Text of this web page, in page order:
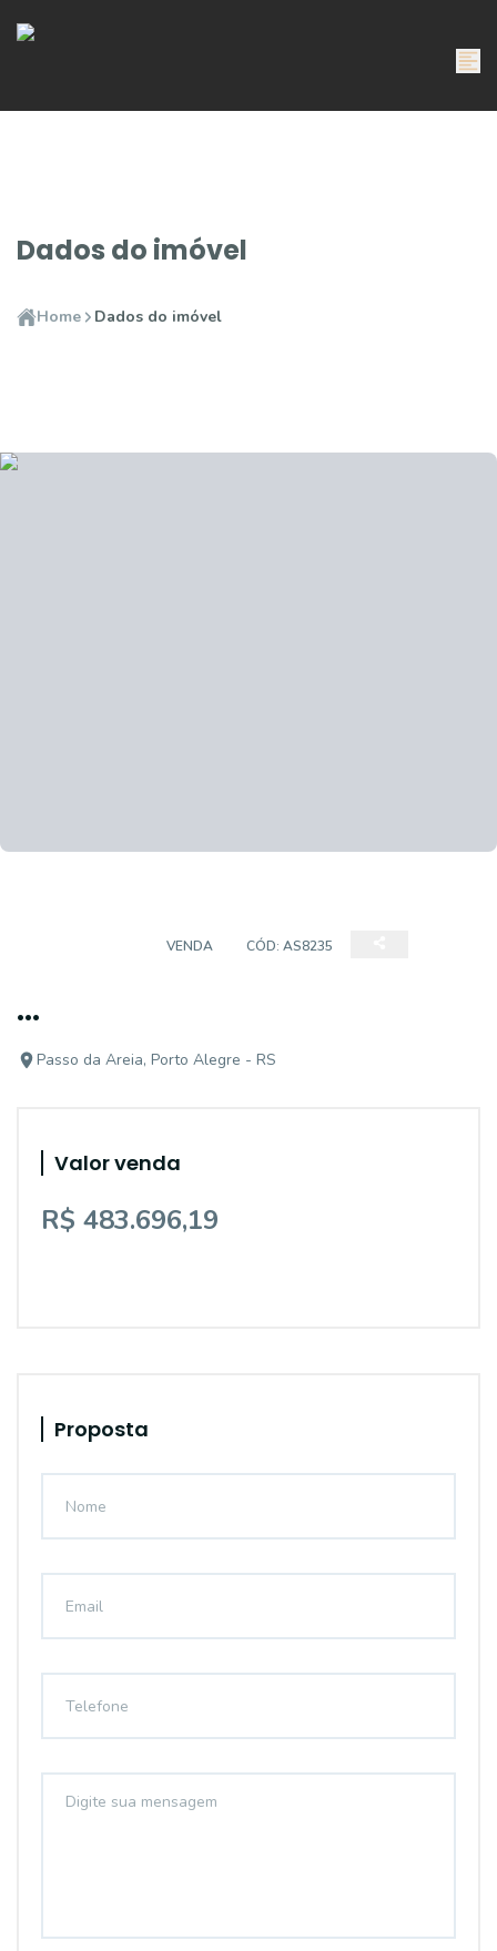
Dados do imóvel
Home Dados do imóvel
VENDA CÓD: AS8235
...
Passo da Areia, Porto Alegre - RS
Valor venda
R$ 483.696,19
Proposta